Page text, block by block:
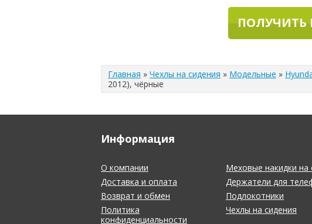
ПОЛУЧИТЬ
Главная » Чехлы на сидения » Модельные »
2012), чёрные
Информация
О компании
Доставка и оплата
Возврат и обмен
Политика
конфиденциальности
Меховые накидки на
Держатели для
Подлокотники
Чехлы на сидения